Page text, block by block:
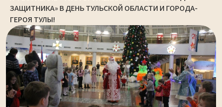
ЗАЩИТНИКА» В ДЕНЬ ТУЛЬСКОЙ ОБЛАСТИ И ГОРОДА-
ГЕРОЯ ТУЛЫ!